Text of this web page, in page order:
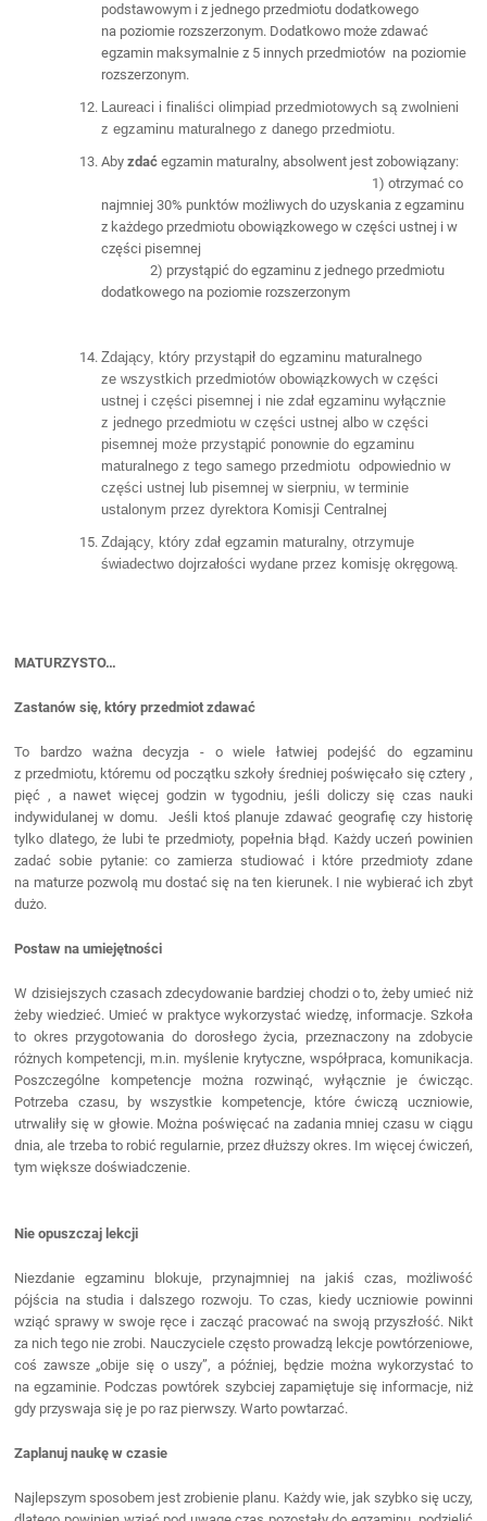
podstawowym i z jednego przedmiotu dodatkowego
na poziomie rozszerzonym. Dodatkowo może zdawać
egzamin maksymalnie z 5 innych przedmiotów na poziomie
rozszerzonym.
Laureaci i finaliści olimpiad przedmiotowych są zwolnieni
z egzaminu maturalnego z danego przedmiotu.
Abyzdaćegzamin maturalny, absolwent jest zobowiązany:
1) otrzymać co
najmniej 30% punktów możliwych do uzyskania z egzaminu
z każdego przedmiotu obowiązkowego w części ustnej i w
części pisemnej
2) przystąpić do egzaminu z jednego przedmiotu
dodatkowego na poziomie rozszerzonym
Zdający, który przystąpił do egzaminu maturalnego
ze wszystkich przedmiotów obowiązkowych w części
ustnej i części pisemnej i nie zdał egzaminu wyłącznie
z jednego przedmiotu w części ustnej albo w części
pisemnej może przystąpić ponownie do egzaminu
maturalnego z tego samego przedmiotu odpowiednio w
części ustnej lub pisemnej w sierpniu, w terminie
ustalonym przez dyrektora Komisji Centralnej
Zdający, który zdał egzamin maturalny, otrzymuje
świadectwo dojrzałości wydane przez komisję okręgową.
MATURZYSTO…
Zastanów się, który przedmiot zdawać
To bardzo ważna decyzja - o wiele łatwiej podejść do egzaminu
z przedmiotu, któremu od początku szkoły średniej poświęcało się cztery ,
pięć , a nawet więcej godzin w tygodniu, jeśli doliczy się czas nauki
indywidulanej w domu. Jeśli ktoś planuje zdawać geografię czy historię
tylko dlatego, że lubi te przedmioty, popełnia błąd. Każdy uczeń powinien
zadać sobie pytanie: co zamierza studiować i które przedmioty zdane
na maturze pozwolą mu dostać się na ten kierunek. I nie wybierać ich zbyt
dużo.
Postaw na umiejętności
W dzisiejszych czasach zdecydowanie bardziej chodzi o to, żeby umieć niż
żeby wiedzieć. Umieć w praktyce wykorzystać wiedzę, informacje. Szkoła
to okres przygotowania do dorosłego życia, przeznaczony na zdobycie
różnych kompetencji, m.in. myślenie krytyczne, współpraca, komunikacja.
Poszczególne kompetencje można rozwinąć, wyłącznie je ćwicząc.
Potrzeba czasu, by wszystkie kompetencje, które ćwiczą uczniowie,
utrwaliły się w głowie. Można poświęcać na zadania mniej czasu w ciągu
dnia, ale trzeba to robić regularnie, przez dłuższy okres. Im więcej ćwiczeń,
tym większe doświadczenie.
Nie opuszczaj lekcji
Niezdanie egzaminu blokuje, przynajmniej na jakiś czas, możliwość
pójścia na studia i dalszego rozwoju. To czas, kiedy uczniowie powinni
wziąć sprawy w swoje ręce i zacząć pracować na swoją przyszłość. Nikt
za nich tego nie zrobi. Nauczyciele często prowadzą lekcje powtórzeniowe,
coś zawsze „obije się o uszy”, a później, będzie można wykorzystać to
na egzaminie. Podczas powtórek szybciej zapamiętuje się informacje, niż
gdy przyswaja się je po raz pierwszy. Warto powtarzać.
Zaplanuj naukę w czasie
Najlepszym sposobem jest zrobienie planu. Każdy wie, jak szybko się uczy,